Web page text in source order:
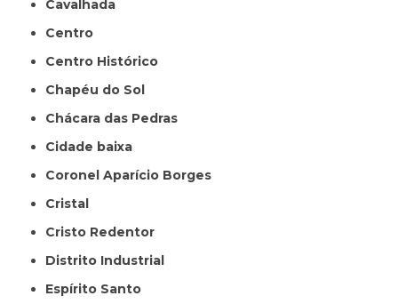
Cavalhada
Centro
Centro Histórico
Chapéu do Sol
Chácara das Pedras
Cidade baixa
Coronel Aparício Borges
Cristal
Cristo Redentor
Distrito Industrial
Espírito Santo